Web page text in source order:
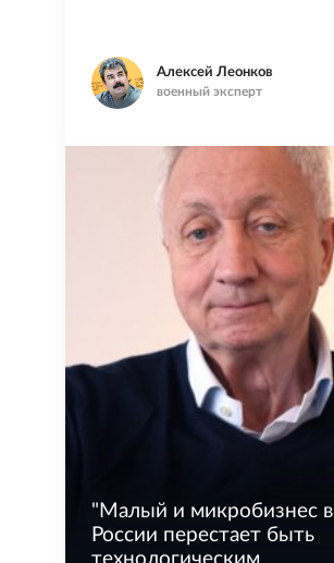
Алексей Леонков
военный эксперт
" Малый и микробизнес в
России перестает быть